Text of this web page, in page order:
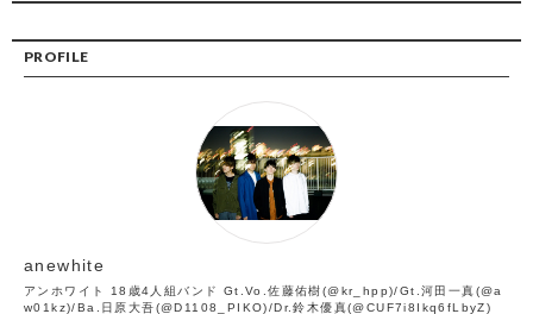
PROFILE
anewhite
アンホワイト 18歳4人組バンド Gt.Vo.佐藤佑樹(@kr_hpp)/Gt.河田一真(@a
w01kz)/Ba.日原大吾(@D1108_PIKO)/Dr.鈴木優真(@CUF7i8Ikq6fLbyZ)